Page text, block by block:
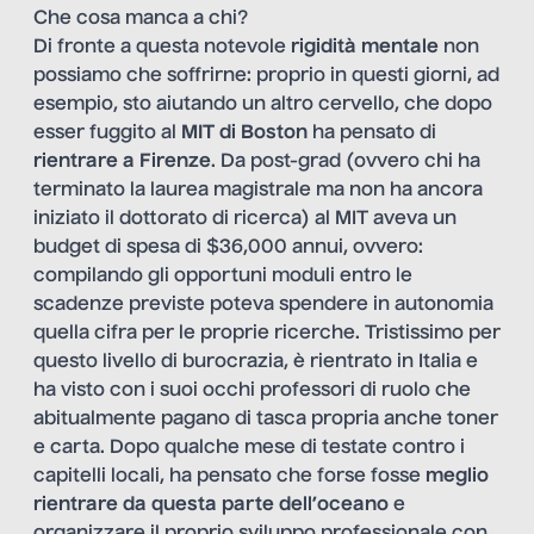
Che cosa manca a chi?
Di fronte a questa notevole rigidità mentale non
possiamo che soffrirne: proprio in questi giorni, ad
esempio, sto aiutando un altro cervello, che dopo
esser fuggito al
MIT di Boston ha pensato di
rientrare a Firenze. Da post-grad (ovvero chi ha
terminato la laurea magistrale ma non ha ancora
iniziato il dottorato di ricerca) al MIT aveva un
budget di spesa di $36,000 annui, ovvero:
compilando gli opportuni moduli entro le
scadenze previste poteva spendere in autonomia
quella cifra per le proprie ricerche. Tristissimo per
questo livello di burocrazia, è rientrato in Italia e
ha visto con i suoi occhi professori di ruolo che
abitualmente pagano di tasca propria anche toner
e carta. Dopo qualche mese di testate contro i
capitelli locali, ha pensato che forse fosse meglio
rientrare da questa parte dell’oceano e